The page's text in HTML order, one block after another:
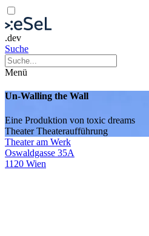
.dev
Suche
Menü
Un-Walling the Wall
Eine Produktion von toxic dreams
TheaterTheateraufführung
Theater am Werk
Oswaldgasse 35A
1120 Wien